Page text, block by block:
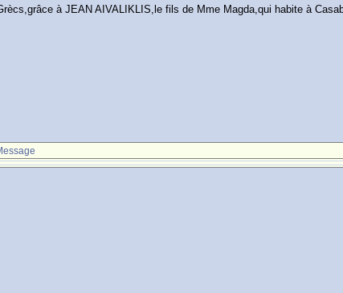
à JEAN AIVALIKLIS,le fils de Mme Magda,qui habite à